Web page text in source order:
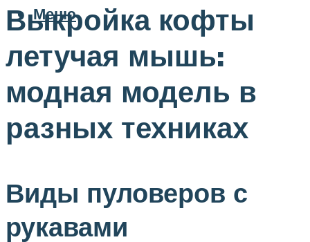
Меню
Выкройка кофты
летучая мышь:
модная модель в
разных техниках
Виды пуловеров с
рукавами